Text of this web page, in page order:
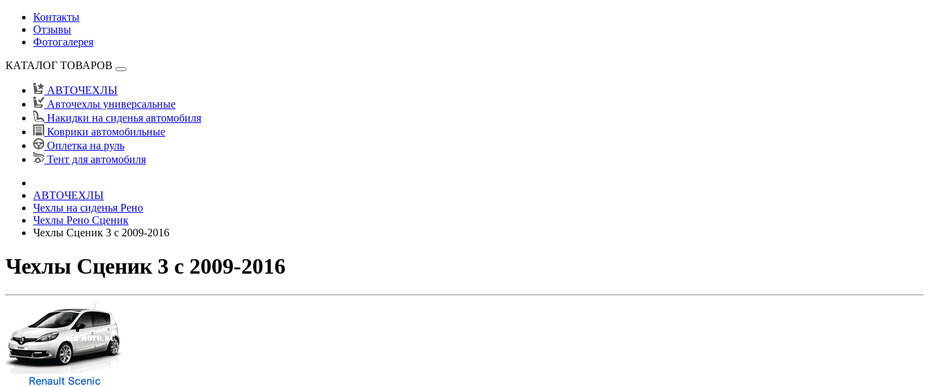
Контакты
Отзывы
Фотогалерея
КАТАЛОГ ТОВАРОВ
АВТОЧЕХЛЫ
Авточехлы универсальные
Накидки на сиденья автомобиля
Коврики автомобильные
Оплетка на руль
Тент для автомобиля
АВТОЧЕХЛЫ
Чехлы на сиденья Рено
Чехлы Рено Сценик
Чехлы Сценик 3 с 2009-2016
Чехлы Сценик 3 с 2009-2016